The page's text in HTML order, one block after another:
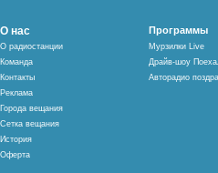
О нас
О радиостанции
Команда
Контакты
Реклама
Города вещания
Сетка вещания
История
Оферта
Программы
Мурзилки Live
Драйв-шоу
Авторадио